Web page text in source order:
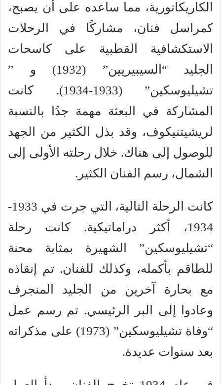
الكاريكاتورية، مما ساعده على أن يصبح،
كمراسل فنان، مشاركًا في الرحلات
الاستكشافية القطبية على كاسحات
الجليد “السيبيريين” (1932) و ”
تشيليوسكين” (1933-1934). كانت
المشاركة في البعثة مهمة جدًا بالنسبة
لريشيتنيكوف، وقد بذل الكثير من الجهد
للوصول إلى هناك. خلال رحلته الأولى إلى
الشمال، رسم الفنان الكثير.
كانت الرحلة التالية، التي جرت في 1933-
1934، أكثر دراماتيكية. كانت رحلة
“تشيليوسكين” الشهيرة بمثابة محنة
للطاقم بأكمله، وكذلك للفنان. تم إنقاذه
مع بحارة آخرين من الجليد المنجرف
وعادوا إلى البر الرئيسي. تم رسم عمل
“وفاة تشيليوسكين” (1973) على مذكراته
بعد سنوات عديدة.